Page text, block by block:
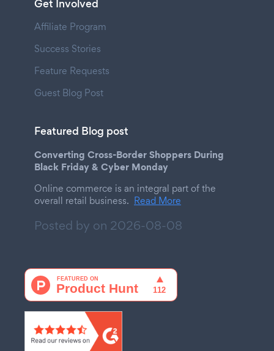
Get Involved
Affiliate Program
Success Stories
Feature Requests
Guest Blog Post
Featured Blog post
Converting Cross-Border Shoppers During
Black Friday & Cyber Monday
Online commerce is an integral part of the
overall retail business. Read More
Posted by on 2026-08-08